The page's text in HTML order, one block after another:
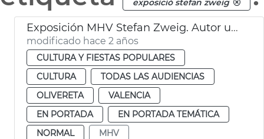
Exposición MHV Stefan Zweig. Autor universal
modificado hace 2 años
CULTURA Y FIESTAS POPULARES
CULTURA
TODAS LAS AUDIENCIAS
OLIVERETA
VALENCIA
EN PORTADA
EN PORTADA TEMÁTICA
NORMAL
MHV